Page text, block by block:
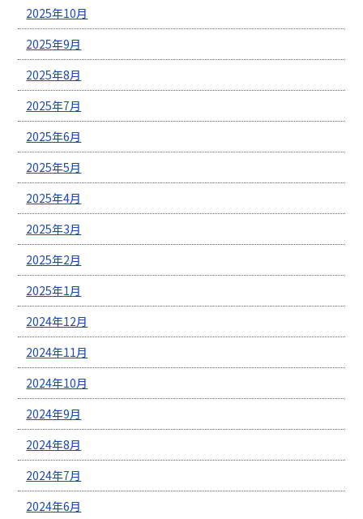
2025年10月
2025年9月
2025年8月
2025年7月
2025年6月
2025年5月
2025年4月
2025年3月
2025年2月
2025年1月
2024年12月
2024年11月
2024年10月
2024年9月
2024年8月
2024年7月
2024年6月